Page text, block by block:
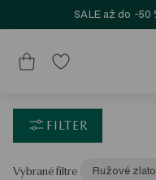
SALE až do -50
FILTER
Vybrané filtre Ružové zlato